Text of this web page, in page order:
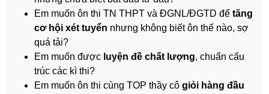
Em muốn ôn thi TN THPT và ĐGNL/ĐGTD để tăng
cơ hội xét tuyển nhưng không biết ôn thế nào, sợ
quá tải?
Em muốn được luyện đề chất lượng, chuẩn cấu
trúc các kì thi?
Em muốn ôn thi cùng TOP thầy cô giỏi hàng đầu